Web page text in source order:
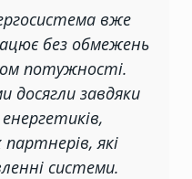
вже
без обмежень
потужності.
досягли завдяки
які
системи.